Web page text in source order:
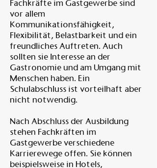
Fachkräfte im Gastgewerbe sind
vor allem
Kommunikationsfähigkeit,
Flexibilität, Belastbarkeit und ein
freundliches Auftreten. Auch
sollten sie Interesse an der
Gastronomie und am Umgang mit
Menschen haben. Ein
Schulabschluss ist vorteilhaft aber
nicht notwendig.
Nach Abschluss der Ausbildung
stehen Fachkräften im
Gastgewerbe verschiedene
Karrierewege offen. Sie können
beispielsweise in Hotels,